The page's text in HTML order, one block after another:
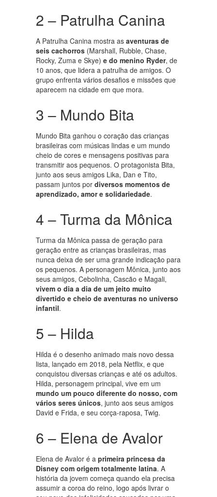
2 – Patrulha Canina
A Patrulha Canina mostra as aventuras de
seis cachorros (Marshall, Rubble, Chase,
Rocky, Zuma e Skye) e do menino Ryder, de
10 anos, que lidera a patrulha de amigos. O
grupo enfrenta vários desafios e missões que
aparecem na cidade em que mora.
3 – Mundo Bita
Mundo Bita ganhou o coração das crianças
brasileiras com músicas lindas e um mundo
cheio de cores e mensagens positivas para
transmitir aos pequenos. O protagonista Bita,
junto aos seus amigos Lika, Dan e Tito,
passam juntos por diversos momentos de
aprendizado, amor e solidariedade.
4 – Turma da Mônica
Turma da Mônica passa de geração para
geração entre as crianças brasileiras, mas
nunca deixa de ser uma grande indicação para
os pequenos. A personagem Mônica, junto aos
seus amigos, Cebolinha, Cascão e Magali,
vivem o dia a dia de um jeito muito
divertido e cheio de aventuras no universo
infantil.
5 – Hilda
Hilda é o desenho animado mais novo dessa
lista, lançado em 2018, pela Netflix, e que
conquistou diversas crianças e até os adultos.
Hilda, personagem principal, vive em um
mundo um pouco diferente do nosso, com
vários seres únicos, junto aos seus amigos
David e Frida, e seu corça-raposa, Twig.
6 – Elena de Avalor
Elena de Avalor é a primeira princesa da
Disney com origem totalmente latina. A
história da jovem começa quando ela precisa
assumir a coroa do reino, logo após livrar o